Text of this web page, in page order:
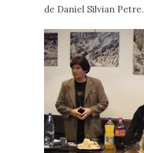
de Daniel Silvian Petre.